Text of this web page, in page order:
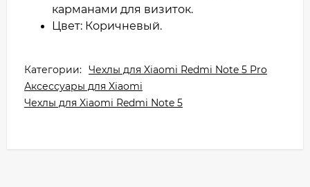
карманами для визиток.
Цвет: Коричневый.
Категории: Чехлы для Xiaomi Redmi Note 5 Pro
Аксессуары для Xiaomi
Чехлы для Xiaomi Redmi Note 5